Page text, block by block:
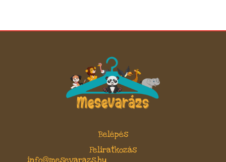
Belépés
Feliratkozás